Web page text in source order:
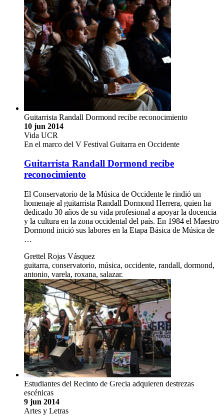
Guitarrista Randall Dormond recibe reconocimiento
10 jun 2014
Vida UCR
En el marco del V Festival Guitarra en Occidente
Guitarrista Randall Dormond recibe
reconocimiento
El Conservatorio de la Música de Occidente le rindió un
homenaje al guitarrista Randall Dormond Herrera, quien ha
dedicado 30 años de su vida profesional a apoyar la docencia
y la cultura en la zona occidental del país. En 1984 el Maestro
Dormond inició sus labores en la Etapa Básica de Música de
…
Grettel Rojas Vásquez
guitarra, conservatorio, música, occidente, randall, dormond,
antonio, varela, roxana, salazar.
Estudiantes del Recinto de Grecia adquieren destrezas
escénicas
9 jun 2014
Artes y Letras